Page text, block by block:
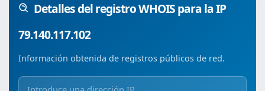
Detalles del registro WHOIS para la IP
79.140.117.102
Información obtenida de registros públicos de red.